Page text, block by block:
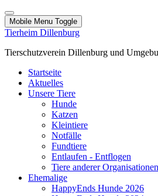
Mobile Menu Toggle
Tierheim Dillenburg
Tierschutzverein Dillenburg und
Startseite
Aktuelles
Unsere Tiere
Hunde
Katzen
Kleintiere
Notfälle
Fundtiere
Entlaufen - Entflogen
Tiere anderer Organisationen
Ehemalige
HappyEnds Hunde 2026